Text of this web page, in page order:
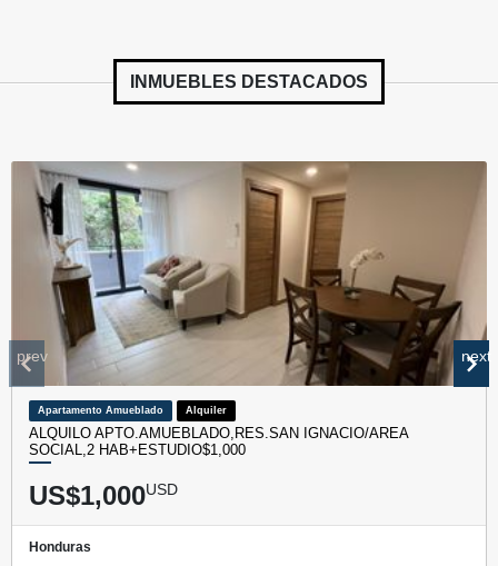
INMUEBLES DESTACADOS
Apartamento Amueblado Alquiler
ALQUILO APTO.AMUEBLADO,RES.SAN IGNACIO/AREA
SOCIAL,2 HAB+ESTUDIO$1,000
US$1,000USD
Honduras
prev next